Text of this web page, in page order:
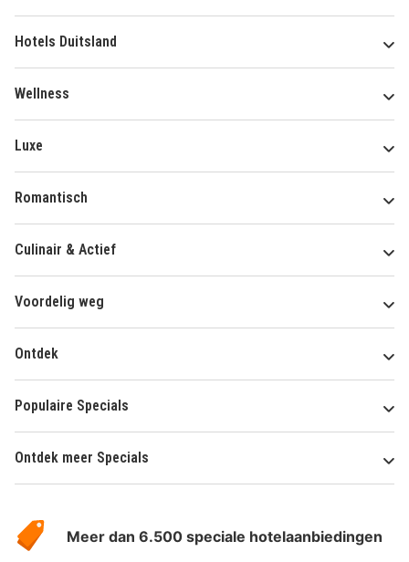
Hotels Duitsland
Wellness
Luxe
Romantisch
Culinair & Actief
Voordelig weg
Ontdek
Populaire Specials
Ontdek meer Specials
HotelSpecials
Meer dan 6.500 speciale hotelaanbiedingen